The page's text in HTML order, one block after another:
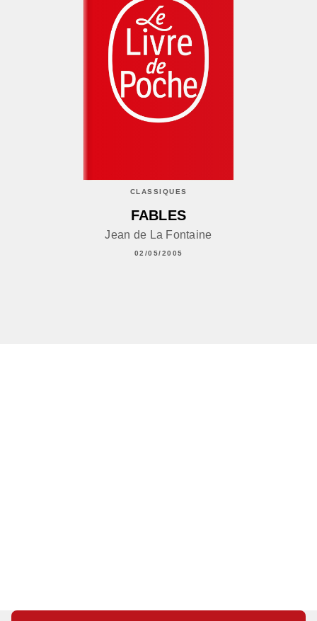
CLASSIQUES
FABLES
Jean de La Fontaine
02/05/2005